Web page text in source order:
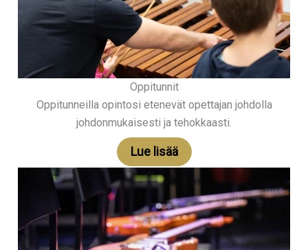
Oppitunnit
Oppitunneilla opintosi etenevät opettajan johdolla
johdonmukaisesti ja tehokkaasti.
Lue lisää